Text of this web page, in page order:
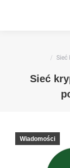
Sieć
Sieć
Wiadomości